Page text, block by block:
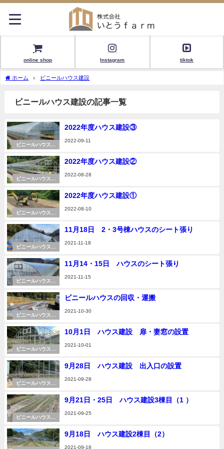
online shop Instagram tiktok
ホーム ビニールハウス建設
ビニールハウス建設の記事一覧
ビニールハウス建
2022年度ハウス建設③
2022-09-11
ビニールハウス建
2022年度ハウス建設②
2022-08-28
ビニールハウス建
2022年度ハウス建設①
2022-08-10
ビニールハウス建
11月18日 2・3号棟ハウスのシート張り
2021-11-18
ビニールハウス建
11月14・15日 ハウスのシート張り
2021-11-15
ビニールハウス建
ビニールハウスの回収・運搬
2021-10-30
ビニールハウス建
10月1日 ハウス建設 扉・妻窓の設置
2021-10-01
ビニールハウス建
9月28日 ハウス建設 出入口の設置
2021-09-28
ビニールハウス建
9月21日・25日 ハウス建設3棟目（1 ）
2021-09-25
9月18日 ハウス建設2棟目（2）
2021-09-18